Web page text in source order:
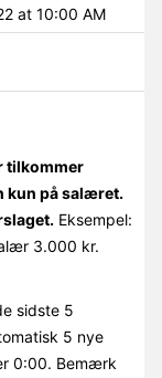
at 10:00 AM
tilkommer
kun på salæret.
Eksempel:
3.000 kr.
sidste 5
5 nye
0:00. Bemærk